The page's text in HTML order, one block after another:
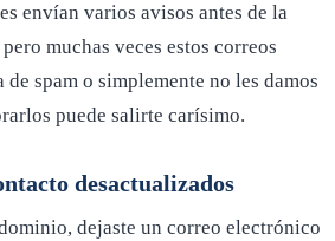
envían varios avisos antes de la
muchas veces estos correos
spam o simplemente no les damos
puede salirte carísimo.
desactualizados
dejaste un correo electrónico